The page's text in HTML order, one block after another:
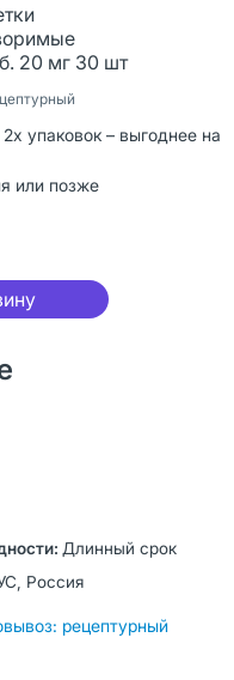
20 мг 30 шт
упаковок – выгоднее на
или позже
Длинный срок
Россия
рецептурный